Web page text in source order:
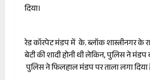
दिया।
रेड कॉरपेट मंडप में के. ब्लॉक शास्त्रीनगर के
बेटी की शादी होनी थी लेकिन, पुलिस ने मंडप
पुलिस ने फिलहाल मंडप पर ताला लगा दिया